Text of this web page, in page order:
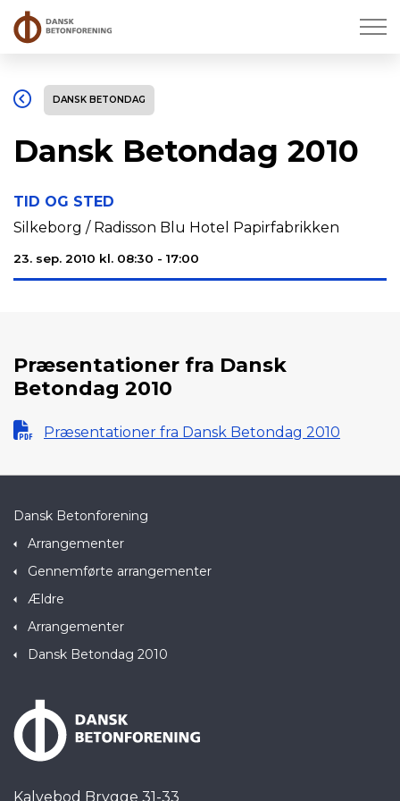
DANSK BETONDAG
Dansk Betondag 2010
TID OG STED
Silkeborg / Radisson Blu Hotel Papirfabrikken
23. sep. 2010 kl. 08:30 - 17:00
Præsentationer fra Dansk
Betondag 2010
Præsentationer fra Dansk Betondag 2010
Dansk Betonforening
Arrangementer
Gennemførte arrangementer
Ældre
Arrangementer
Dansk Betondag 2010
Kalvebod Brygge 31-33